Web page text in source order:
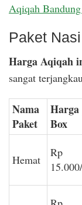
Aqiqah
Paket
Harga Aqiqah
sangat
Nama
Paket
Harga
Box
Hemat
Rp